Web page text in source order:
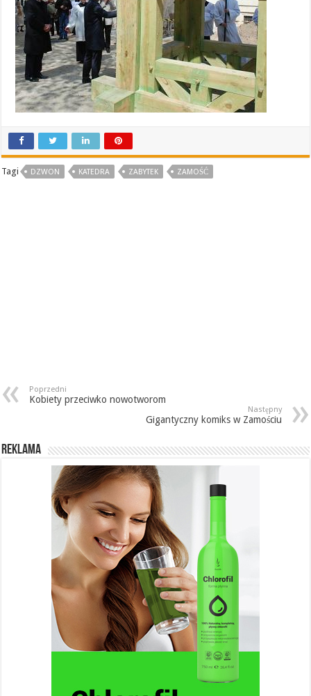
Tagi DZWON KATEDRA ZABYTEK ZAMOŚĆ
Poprzedni
Kobiety przeciwko nowotworom
Następny
Gigantyczny komiks w Zamościu
REKLAMA